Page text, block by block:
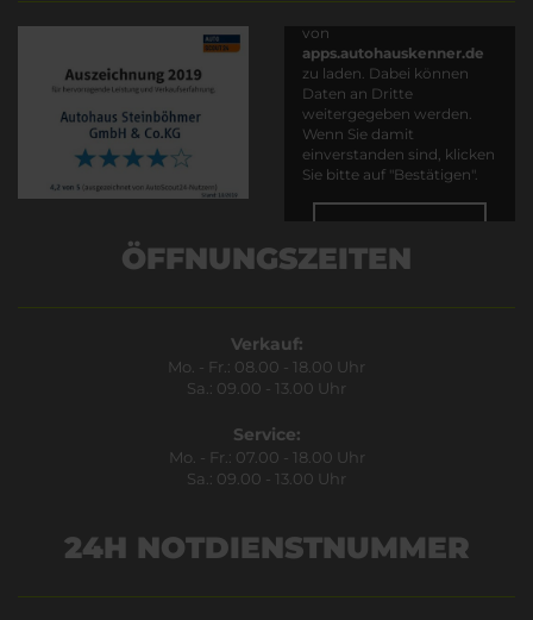
von
apps.autohauskenner.de
zu laden. Dabei können
Daten an Dritte
weitergegeben werden.
Wenn Sie damit
einverstanden sind, klicken
Sie bitte auf "Bestätigen".
ÖFFNUNGSZEITEN
Verkauf:
Mo. - Fr.: 08.00 - 18.00 Uhr
Sa.: 09.00 - 13.00 Uhr
Service:
Mo. - Fr.: 07.00 - 18.00 Uhr
Sa.: 09.00 - 13.00 Uhr
24H NOTDIENSTNUMMER